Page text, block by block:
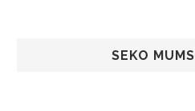
SEKO MUMS